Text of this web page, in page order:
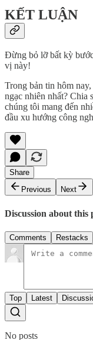
KẾT LUẬN
Đừng bỏ lỡ bất kỳ
vị này!
Trong bản tin hôm
ngạc nhiên nhất? Chia
chúng tôi mang đến
đầu xu hướng công
Share
Previous
Next
Discussion about this
Comments Restacks
Top Latest
No posts